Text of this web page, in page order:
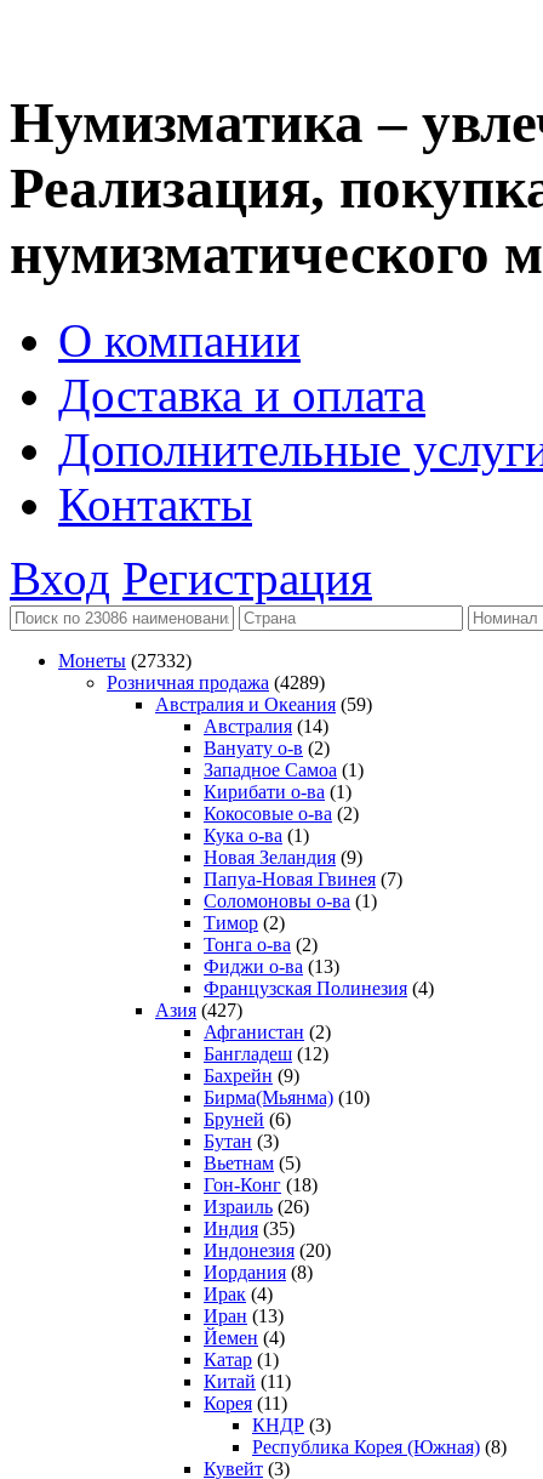
Нумизматика –
Реализация,
нумизматического
О компании
Доставка и оплата
Дополнительные
Контакты
Вход Регистрация
Монеты (27332)
Розничная продажа (4289)
Австралия и Океания (59)
Австралия (14)
Вануату о-в (2)
Западное Самоа (1)
Кирибати о-ва (1)
Кокосовые о-ва (2)
Кука о-ва (1)
Новая Зеландия (9)
Папуа-Новая Гвинея (7)
Соломоновы о-ва (1)
Тимор (2)
Тонга о-ва (2)
Фиджи о-ва (13)
Французская Полинезия (4)
Азия (427)
Афганистан (2)
Бангладеш (12)
Бахрейн (9)
Бирма(Мьянма) (10)
Бруней (6)
Бутан (3)
Вьетнам (5)
Гон-Конг (18)
Израиль (26)
Индия (35)
Индонезия (20)
Иордания (8)
Ирак (4)
Иран (13)
Йемен (4)
Катар (1)
Китай (11)
Корея (11)
КНДР (3)
Республика Корея (Южная) (8)
Кувейт (3)